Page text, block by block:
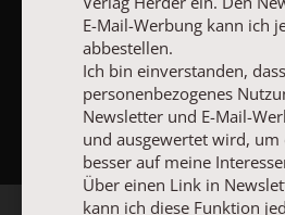
NACH
E-Mail-Werbung kann ich
abbestellen.
Ich bin einverstanden,
personenbezogenes
Newsletter und E-Mail-
und ausgewertet wird, um
besser auf meine
Über einen Link in
kann ich diese Funktion